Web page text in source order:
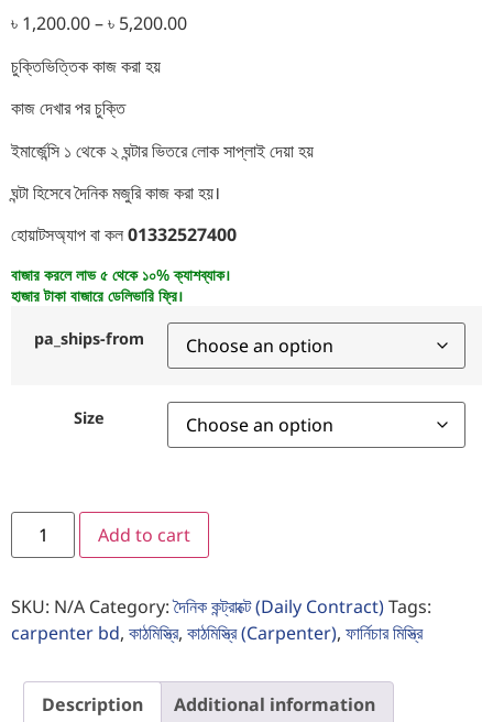
৳ 1,200.00–৳ 5,200.00
চুক্তিভিত্তিক কাজ করা হয়
কাজ দেখার পর চুক্তি
ইমার্জেন্সি ১ থেকে ২ ঘন্টার ভিতরে লোক সাপ্লাই দেয়া হয়
ঘন্টা হিসেবে দৈনিক মজুরি কাজ করা হয়।
হোয়াটসঅ্যাপ বা কল01332527400
বাজার করলে লাভ ৫ থেকে ১০% ক্যাশব্যাক।
হাজার টাকা বাজারে ডেলিভারি ফ্রি।
pa_ships-from
Size
Add to cart
SKU: N/A Category:দৈনিক কন্ট্রাক্টে (Daily Contract)Tags:
carpenter bd, কাঠমিস্ত্রি, কাঠমিস্ত্রি (Carpenter), ফার্নিচার মিস্ত্রি
Description
Additional information